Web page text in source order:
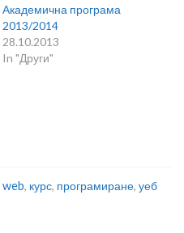
Академична програма
2013/2014
28.10.2013
In "Други"
web, курс, програмиране, уеб